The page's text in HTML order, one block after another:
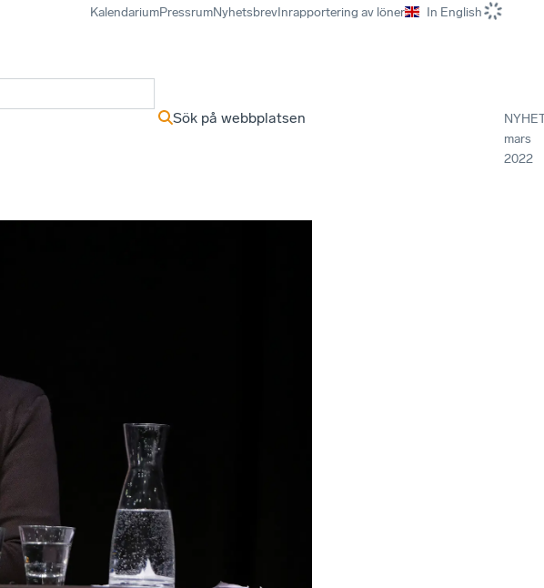
KalendariumPressrumNyhetsbrevInrapportering av löner In English
Sök på webbplatsen
mars
2022